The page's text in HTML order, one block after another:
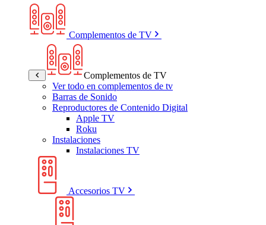
Complementos de TV
Complementos de TV
Ver todo en complementos de tv
Barras de Sonido
Reproductores de Contenido Digital
Apple TV
Roku
Instalaciones
Instalaciones TV
Accesorios TV